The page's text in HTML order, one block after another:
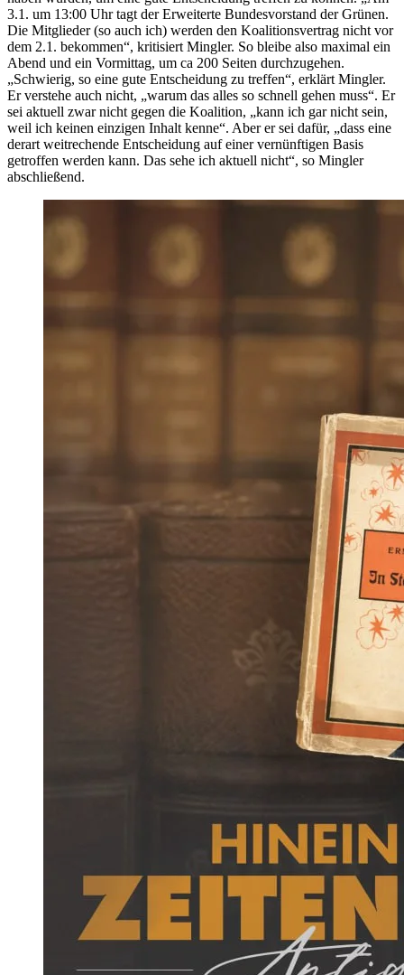
3.1. um 13:00 Uhr tagt der Erweiterte Bundesvorstand der Grünen.
Die Mitglieder (so auch ich) werden den Koalitionsvertrag nicht vor
dem 2.1. bekommen“, kritisiert Mingler. So bleibe also maximal ein
Abend und ein Vormittag, um ca 200 Seiten durchzugehen.
„Schwierig, so eine gute Entscheidung zu treffen“, erklärt Mingler.
Er verstehe auch nicht, „warum das alles so schnell gehen muss“. Er
sei aktuell zwar nicht gegen die Koalition, „kann ich gar nicht sein,
weil ich keinen einzigen Inhalt kenne“. Aber er sei dafür, „dass eine
derart weitrechende Entscheidung auf einer vernünftigen Basis
getroffen werden kann. Das sehe ich aktuell nicht“, so Mingler
abschließend.